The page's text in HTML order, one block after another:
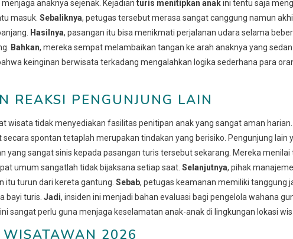
anaknya sejenak. Kejadian turis menitipkan anakini tentu saja
masuk. Sebaliknya, petugas tersebut merasa sangat canggung namun
Hasilnya, pasangan itu bisa menikmati perjalanan udara selama
Bahkan, mereka sempat melambaikan tangan ke arah anaknya yang
keinginan berwisata terkadang mengalahkan logika sederhana para
REAKSI PENGUNJUNG LAIN
wisata tidak menyediakan fasilitas penitipan anak yang sangat aman harian.
secara spontan tetaplah merupakan tindakan yang berisiko. Pengunjung lain
yang sangat sinis kepada pasangan turis tersebut sekarang. Mereka menilai
umum sangatlah tidak bijaksana setiap saat. Selanjutnya, pihak
itu turun dari kereta gantung. Sebab, petugas keamanan memiliki tanggung
bayi turis. Jadi, insiden ini menjadi bahan evaluasi bagi pengelola wahana
sangat perlu guna menjaga keselamatan anak-anak di lingkungan lokasi
2026